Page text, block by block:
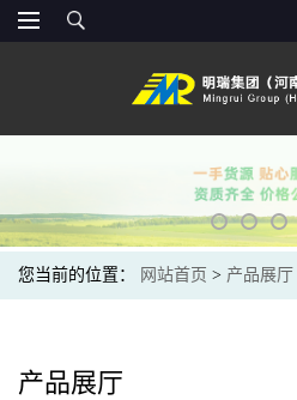
您当前的位置： 网站首页 > 产品展厅
产品展厅